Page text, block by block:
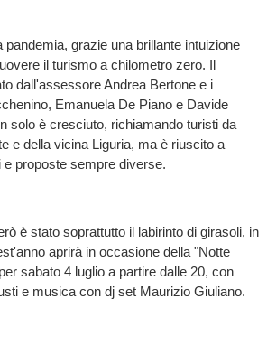
pandemia, grazie una brillante intuizione
il turismo a chilometro zero. Il
dall'assessore Andrea Bertone e i
Emanuela De Piano e Davide
solo è cresciuto, richiamando turisti da
e della vicina Liguria, ma è riuscito a
proposte sempre diverse.
è stato soprattutto il labirinto di girasoli, in
aprirà in occasione della "Notte
sabato 4 luglio a partire dalle 20, con
e musica con dj set Maurizio Giuliano.